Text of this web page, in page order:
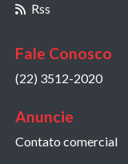
Rss
Fale Conosco
(22) 3512-2020
Anuncie
Contato comercial